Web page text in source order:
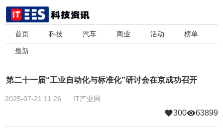
首页 科技 汽车 商业 活动 榜单
最新
第二十一届“工业自动化与标准化”研讨会在京成功召开
2025-07-21 11:26 IT产业网
300 63899